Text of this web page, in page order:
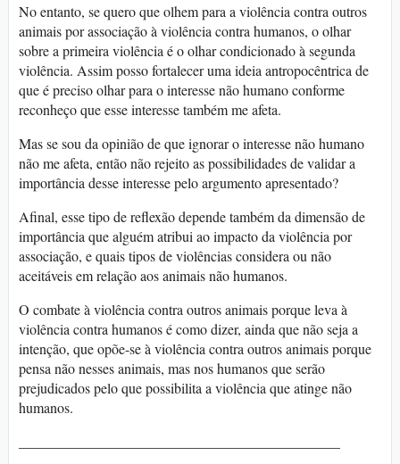
No entanto, se quero que olhem para a violência contra outros
animais por associação à violência contra humanos, o olhar
sobre a primeira violência é o olhar condicionado à segunda
violência. Assim posso fortalecer uma ideia antropocêntrica de
que é preciso olhar para o interesse não humano conforme
reconheço que esse interesse também me afeta.
Mas se sou da opinião de que ignorar o interesse não humano
não me afeta, então não rejeito as possibilidades de validar a
importância desse interesse pelo argumento apresentado?
Afinal, esse tipo de reflexão depende também da dimensão de
importância que alguém atribui ao impacto da violência por
associação, e quais tipos de violências considera ou não
aceitáveis em relação aos animais não humanos.
O combate à violência contra outros animais porque leva à
violência contra humanos é como dizer, ainda que não seja a
intenção, que opõe-se à violência contra outros animais porque
pensa não nesses animais, mas nos humanos que serão
prejudicados pelo que possibilita a violência que atinge não
humanos.